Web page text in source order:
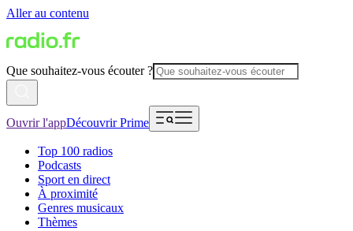
Aller au contenu
Que souhaitez-vous écouter ?
Ouvrir l'appDécouvrir Prime
Top 100 radios
Podcasts
Sport en direct
À proximité
Genres musicaux
Thèmes